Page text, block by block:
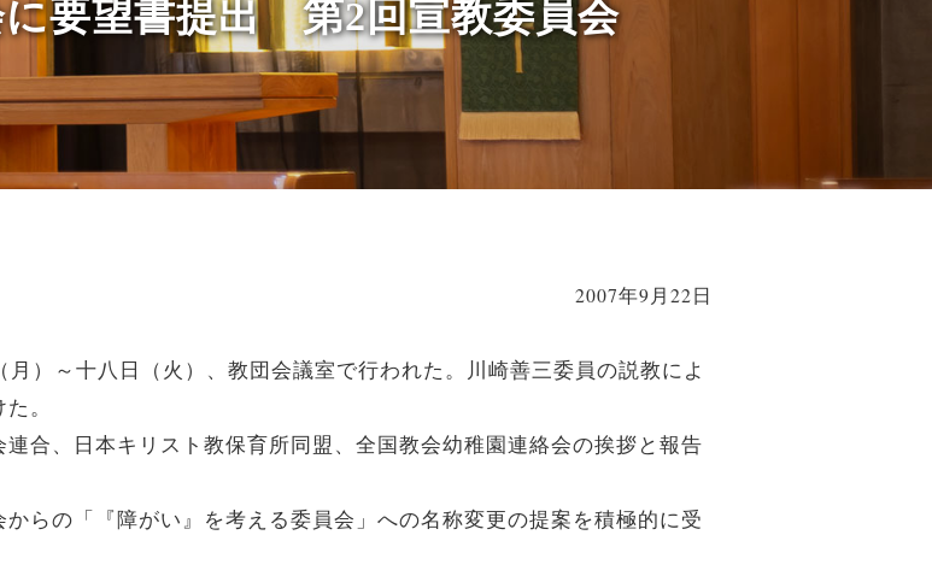
に要望書提出 第2回宣教委員会
2007年9月22日
）～十八日（火）、教団会議室で行われた。川崎善三委員の説教によ
。
合、日本キリスト教保育所同盟、全国教会幼稚園連絡会の挨拶と報告
らの「『障がい』を考える委員会」への名称変更の提案を積極的に受